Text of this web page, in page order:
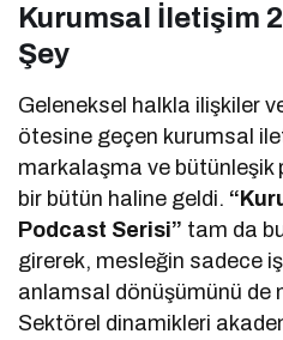
Kurumsal İletişim
Şey
Geleneksel halkla ilişkiler
ötesine geçen kurumsal
markalaşma ve bütünleşik
bir bütün haline geldi.
Podcast Serisi” tam da
girerek, mesleğin sadece
anlamsal dönüşümünü de
Sektörel dinamikleri